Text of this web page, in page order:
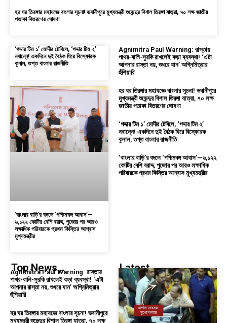
হর ঘর তিরঙ্গার মহাযজ্ঞে বাংলার সূচনা! ভবানীপুরে মুখ্যমন্ত্রী শুভেন্দুর বিশাল তিরঙ্গা যাত্রা, ৭০ লক্ষ জাতীয়
পতাকা বিতরণের ঘোষণা
‘গদ্দার টিম ১’ মোদীর টেবিলে, ‘গদ্দার টিম ২’
নবান্নে! একদিনে দুই বৈঠক ঘিরে বিস্ফোরক
কুনাল, তপ্ত বাংলার রাজনীতি
‘বাংলার বাড়ি’র বদলে ‘পশ্চিমবঙ্গ আবাস’—
৬,১২২ কোটির বেশি বরাদ্দ, পুজোর পর আরও
লক্ষাধিক পরিবারকে প্রথম কিস্তির আশ্বাস
মুখ্যমন্ত্রীর
Agnimitra Paul Warning: রাস্তায়
পাথর-বালি-সুরকি রাখলেই কড়া ব্যবস্থা! ‘এটা
আপনার রাস্তা নয়, শুধরে যান’ অগ্নিমিত্রার
হুঁশিয়ারি
হর ঘর তিরঙ্গার মহাযজ্ঞে বাংলার সূচনা! ভবানীপুরে
মুখ্যমন্ত্রী শুভেন্দুর বিশাল তিরঙ্গা যাত্রা, ৭০ লক্ষ
জাতীয় পতাকা বিতরণের ঘোষণা
‘গদ্দার টিম ১’ মোদীর টেবিলে, ‘গদ্দার টিম ২’
নবান্নে! একদিনে দুই বৈঠক ঘিরে বিস্ফোরক
কুনাল, তপ্ত বাংলার রাজনীতি
‘বাংলার বাড়ি’র বদলে ‘পশ্চিমবঙ্গ আবাস’—৬,১২২
কোটির বেশি বরাদ্দ, পুজোর পর আরও লক্ষাধিক
পরিবারকে প্রথম কিস্তির আশ্বাস মুখ্যমন্ত্রীর
Top News...
Agnimitra Paul Warning: রাস্তায়
পাথর-বালি-সুরকি রাখলেই কড়া ব্যবস্থা! ‘এটা
আপনার রাস্তা নয়, শুধরে যান’ অগ্নিমিত্রার
হুঁশিয়ারি
হর ঘর তিরঙ্গার মহাযজ্ঞে বাংলার সূচনা! ভবানীপুরে
মুখ্যমন্ত্রী শুভেন্দুর বিশাল তিরঙ্গা যাত্রা, ৭০ লক্ষ
Latest...